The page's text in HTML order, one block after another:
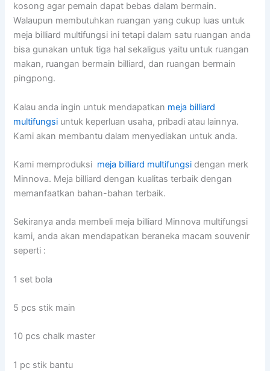
kosong agar pemain dapat bebas dalam bermain.
Walaupun membutuhkan ruangan yang cukup luas untuk
meja billiard multifungsi ini tetapi dalam satu ruangan anda
bisa gunakan untuk tiga hal sekaligus yaitu untuk ruangan
makan, ruangan bermain billiard, dan ruangan bermain
pingpong.
Kalau anda ingin untuk mendapatkan meja billiard
multifungsi untuk keperluan usaha, pribadi atau lainnya.
Kami akan membantu dalam menyediakan untuk anda.
Kami memproduksi meja billiard multifungsi dengan merk
Minnova. Meja billiard dengan kualitas terbaik dengan
memanfaatkan bahan-bahan terbaik.
Sekiranya anda membeli meja billiard Minnova multifungsi
kami, anda akan mendapatkan beraneka macam souvenir
seperti :
1 set bola
5 pcs stik main
10 pcs chalk master
1 pc stik bantu